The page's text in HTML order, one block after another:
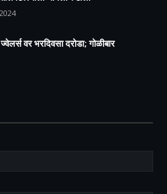
वर भरदिवसा दरोडा; गोळीबार